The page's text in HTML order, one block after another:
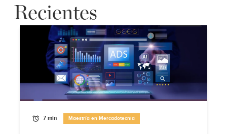
Recientes
7 min Maestría en Mercadotecnia